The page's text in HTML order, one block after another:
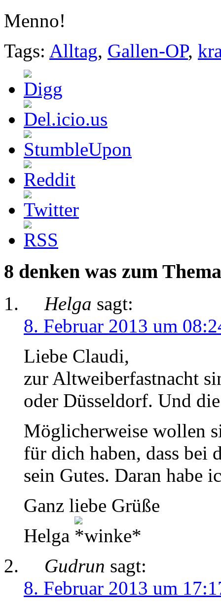
Menno!
Tags: Alltag, Gallen-OP,
8 denken was zum
Helga sagt:
8. Februar 2013 um
Liebe Claudi,
zur Altweiberfastnacht
oder Düsseldorf. Und
Möglicherweise wollen
für dich haben, dass bei
sein Gutes. Daran habe
Ganz liebe Grüße
Helga
Gudrun sagt:
8. Februar 2013 um